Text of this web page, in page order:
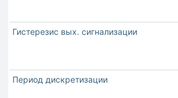
Гистерезис вых. сигнализации
Период дискретизации